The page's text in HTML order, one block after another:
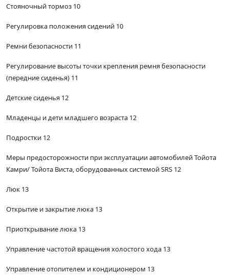
Стояночный тормоз 10
Регулировка положения сидений 10
Ремни безопасности 11
Регулирование высоты точки крепления ремня безопасности
(передние сиденья) 11
Детские сиденья 12
Младенцы и дети младшего возраста 12
Подростки 12
Меры предосторожности при эксплуатации автомобилей Тойота
Камри/ Тойота Виста, оборудованных системой SRS 12
Люк 13
Открытие и закрытие люка 13
Приоткрывание люка 13
Управление частотой вращения холостого хода 13
Управление отопителем и кондиционером 13